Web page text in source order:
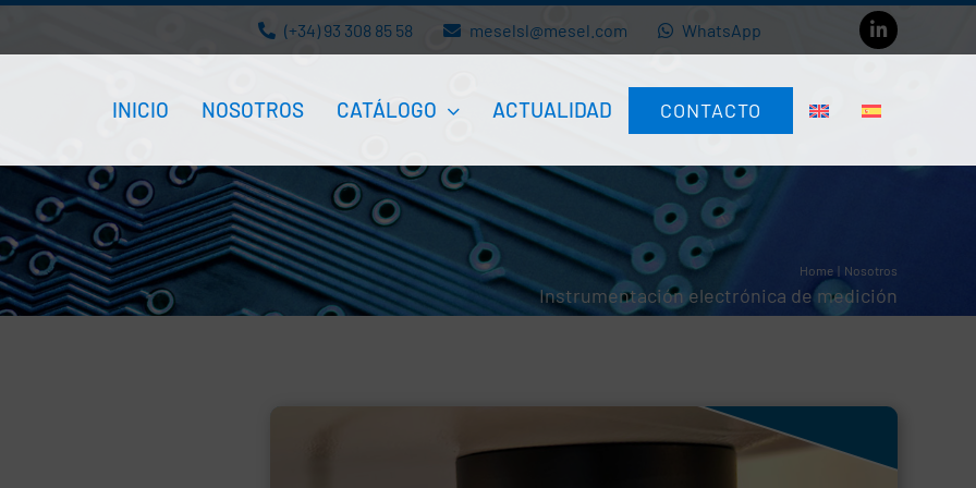
(+34) 93 308 85 58 meselsl@mesel.com WhatsApp
INICIO NOSOTROS CATÁLOGO ACTUALIDAD CONTACTO
Home Nosotros
Instrumentación electrónica de medición